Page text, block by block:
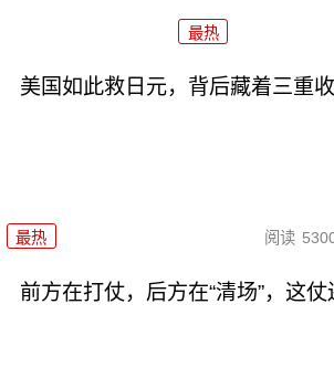
最热
美国如此救日元，背后藏着三重
最热 阅读
前方在打仗，后方在“清场”，这仗